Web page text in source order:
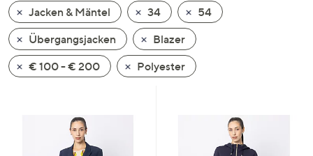
und
nach
unten
oder
wischen
Jacken & Mäntel
34
54
Übergangsjacken
Blazer
€ 100 - € 200
Polyester